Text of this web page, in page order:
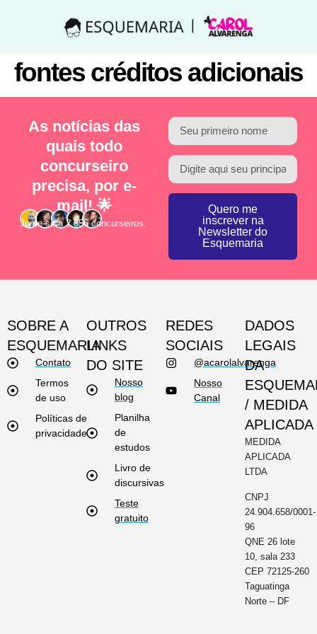
fontes créditos adicionais
As notícias das
quais todo
concurseiro
precisa, por e-
mail! 🌟
Junte-se a 2.856 concurseiros.
Quero me
inscrever na
Newsletter do
Esquemaria
SOBRE A
ESQUEMARIA
Contato
Termos
de uso
Políticas de
privacidade
OUTROS
LINKS
DO SITE
Nosso
blog
Planilha
de
estudos
Livro de
discursivas
Teste
gratuito
REDES
SOCIAIS
@acarolalvarenga
Nosso
Canal
DADOS
LEGAIS
DA
/ MEDIDA
APLICADA
MEDIDA
APLICADA
LTDA
CNPJ
24.904.658/0001-
96
QNE 26 lote
10, sala 233
CEP 72125-260
Taguatinga
Norte – DF